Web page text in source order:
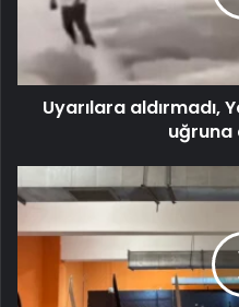
Uyarılara aldırmadı,
uğruna